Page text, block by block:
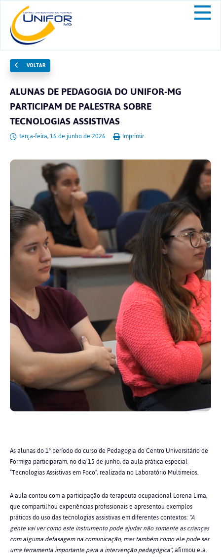
VOLTAR
ALUNAS DE PEDAGOGIA DO UNIFOR-MG
PARTICIPAM DE PALESTRA SOBRE
TECNOLOGIAS ASSISTIVAS
terça-feira, 16 de junho de 2026. Imprimir
As alunas do 1º período do curso de Pedagogia do Centro Universitário de
Formiga participaram, no dia 15 de junho, da aula prática especial
“Tecnologias Assistivas em Foco”, realizada no Laboratório Multimeios.
A aula contou com a participação da terapeuta ocupacional Lorena Lima,
que compartilhou experiências profissionais e apresentou exemplos
práticos do uso das tecnologias assistivas em diferentes contextos: “A
gente vai ver como este instrumento pode ajudar não somente as crianças
com alguma defasagem na comunicação, mas também como ele pode ser
uma ferramenta importante para a intervenção pedagógica”, afirmou ela.